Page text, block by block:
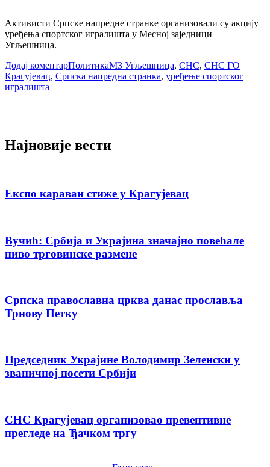
Активисти Српске напредне странке организовали су акцију
уређења спортског игралишта у Месној заједници
Угљешница.
Додај коментарПолитикаМЗ Угљешница, СНС, СНС ГО
Крагујевац, Српска напредна странка, уређење спортског
игралишта
Најновије вести
Експо караван стиже у Крагујевац
Вучић: Србија и Украјина значајно повећале
ниво трговинске размене
Српска православна црква данас прославља
Трнову Петку
Председник Украјине Володимир Зеленски у
званичној посети Србији
СНС Крагујевац организовао превентивне
прегледе на Ђачком тргу